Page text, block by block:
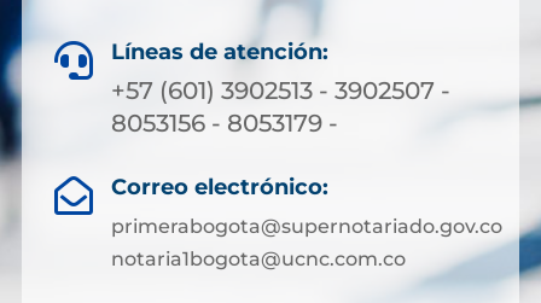
 Líneas de atención:
+57 (601) 3902513 - 3902507 -
8053156 - 8053179 -
 Correo electrónico:
primerabogota@supernotariado.gov.co
notaria1bogota@ucnc.com.co